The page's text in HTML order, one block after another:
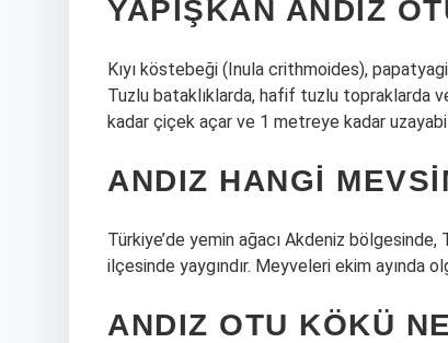
YAPIŞKAN ANDIZ
Kıyı köstebeği (Inula crithmoides),
Tuzlu bataklıklarda, hafif tuzlu topraklarda
kadar çiçek açar ve 1 metreye kadar
ANDIZ HANGI
Türkiye’de yemin ağacı Akdeniz bölgesinde,
ilçesinde yaygındır. Meyveleri ekim ayında
ANDIZ OTU KÖKÜ